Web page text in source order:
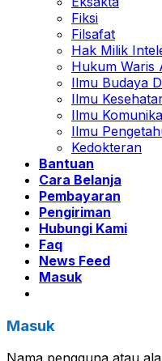
Fiksi
Filsafat
Hak Milik
Hukum Waris
Ilmu Budaya
Ilmu
Ilmu
Ilmu
Kedokteran
Bantuan
Cara Belanja
Pembayaran
Pengiriman
Hubungi Kami
Faq
News Feed
Masuk
Masuk